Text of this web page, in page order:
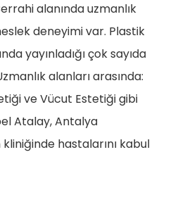
alanında uzmanlık
deneyimi var. Plastik
yayınladığı çok sayıda
alanları arasında:
ve Vücut Estetiği gibi
Atalay, Antalya
hastalarını kabul